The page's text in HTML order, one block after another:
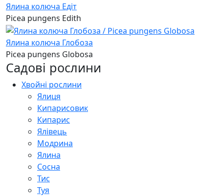
Ялина колюча Едіт
Picea pungens Edith
Ялина колюча Глобоза
Picea pungens Globosa
Садові рослини
Хвойні рослини
Ялиця
Кипарисовик
Кипарис
Ялівець
Модрина
Ялина
Сосна
Тис
Туя